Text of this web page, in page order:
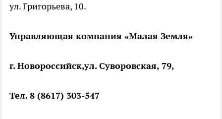
ул. Григорьева, 10.
Управляющая компания «Малая Земля»
г. Новороссийск,ул. Суворовская, 79,
Тел. 8 (8617) 303-547